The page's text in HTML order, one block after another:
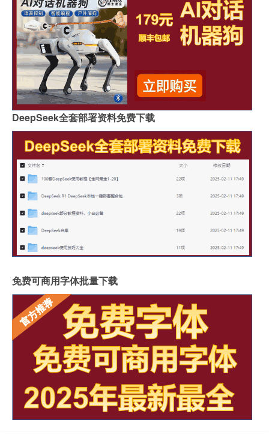
DeepSeek全套部署资料免费下载
免费可商用字体批量下载